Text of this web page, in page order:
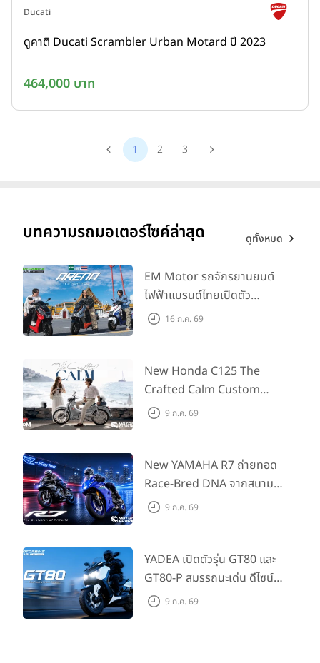
Ducati
ดูคาติ Ducati Scrambler Urban Motard ปี 2023
464,000 บาท
1 2 3
บทความรถมอเตอร์ไซค์ล่าสุด ดูทั้งหมด
EM Motor รถจักรยานยนต์
ไฟฟ้าแบรนด์ไทยเปิดตัว
ARENA ที่มาในราคาพิเศษ
555 คันแรกรับฟรี Adapter
Type2 ฟรี
16 ก.ค. 69
New Honda C125 The
Crafted Calm Custom
Edition ถ่ายทอดความคลาสสิ
House Flagship Store ทั่ว
ประเทศ
9 ก.ค. 69
New YAMAHA R7 ถ่ายทอด
Race-Bred DNA จากสนาม
แข่งสู่ซูเปอร์สปอร์ตคลาสกลาง
9 ก.ค. 69
YADEA เปิดตัวรุ่น GT80 และ
GT80-P สมรรถนะเด่น ดีไซน์หรู
ปลอดภัย ราคาเข้าถึงง่าย จด
9 ก.ค. 69